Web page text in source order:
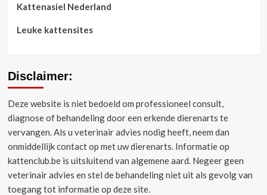
Kattenasiel Nederland
Leuke kattensites
Disclaimer:
Deze website is niet bedoeld om professioneel consult,
diagnose of behandeling door een erkende dierenarts te
vervangen.Als u veterinair advies nodig heeft, neem dan
onmiddellijk contact op met uw dierenarts. Informatie op
kattenclub.be is uitsluitend van algemene aard. Negeer geen
veterinair advies en stel de behandeling niet uit als gevolg van
toegang tot informatie op deze site.